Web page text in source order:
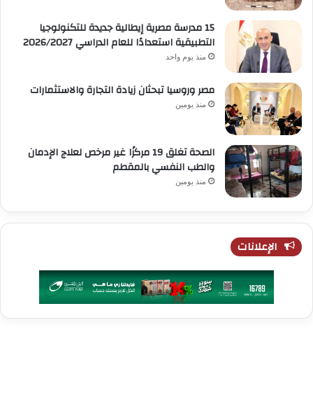
15 مدرسة مصرية إيطالية جديدة للتكنولوجيا
التطبيقية استعدادًا للعام الدراسي 2026/2027
منذ يوم واحد
مصر وروسيا تبحثان زيادة التجارة والاستثمارات
منذ يومين
الصحة تغلق 19 مركزًا غير مرخص لعلاج الإدمان
والطب النفسي بالمقطم
منذ يومين
الإعلانات